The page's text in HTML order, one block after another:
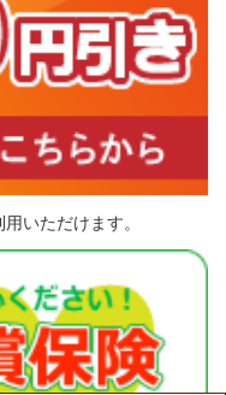
いただけます。